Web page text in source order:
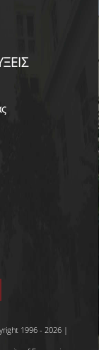
1996 - 2026 |